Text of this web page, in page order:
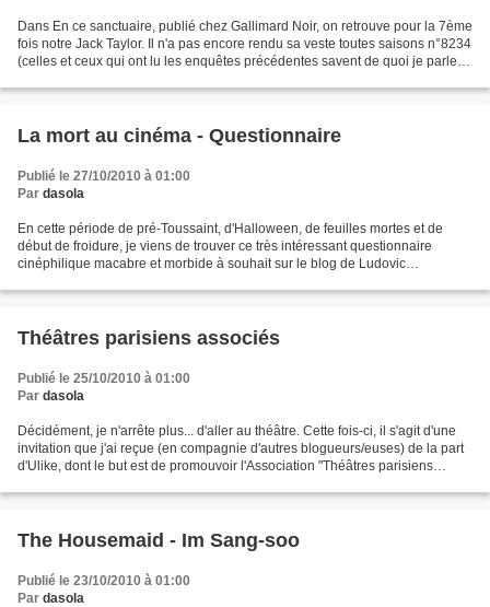
Dans En ce sanctuaire, publié chez Gallimard Noir, on retrouve pour la 7ème
fois notre Jack Taylor. Il n'a pas encore rendu sa veste toutes saisons n°8234
(celles et ceux qui ont lu les enquêtes précédentes savent de quoi je parle;
La mort au cinéma - Questionnaire
Publié le 27/10/2010 à 01:00
Par dasola
En cette période de pré-Toussaint, d'Halloween, de feuilles mortes et de
début de froidure, je viens de trouver ce très intéressant questionnaire
cinéphilique macabre et morbide à souhait sur le blog de Ludovic
Théâtres parisiens associés
Publié le 25/10/2010 à 01:00
Par dasola
Décidément, je n'arrête plus... d'aller au théâtre. Cette fois-ci, il s'agit d'une
invitation que j'ai reçue (en compagnie d'autres blogueurs/euses) de la part
d'Ulike, dont le but est de promouvoir l'Association "Théâtres parisiens
The Housemaid - Im Sang-soo
Publié le 23/10/2010 à 01:00
Par dasola